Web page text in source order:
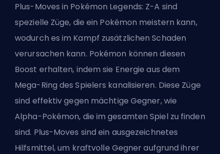
Plus-Moves in Pokémon Legends: Z-A sind
spezielle Züge, die ein Pokémon meistern kann,
wodurch es im Kampf zusätzlichen Schaden
verursachen kann. Pokémon können diesen
Boost erhalten, indem sie Energie aus dem
Mega-Ring des Spielers kanalisieren. Diese Züge
sind effektiv gegen mächtige Gegner, wie
Alpha-Pokémon, die im gesamten Spiel zu finden
sind. Plus-Moves sind ein ausgezeichnetes
Hilfsmittel, um kraftvolle Gegner aufgrund ihrer